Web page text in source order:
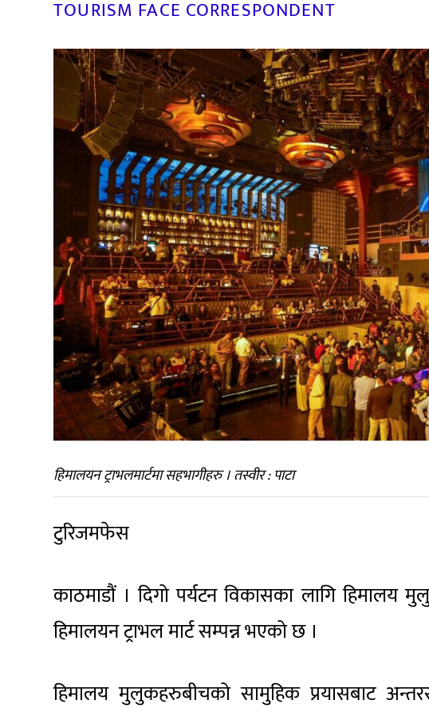
TOURISM FACE CORRESPONDENT
हिमालयन ट्राभलमार्टमा सहभागीहरु । तस्वीर : पाटा
टुरिजमफेस
काठमाडौं । दिगो पर्यटन विकासका लागि हिमालय
हिमालयन ट्राभल मार्ट सम्पन्न भएको छ ।
हिमालय मुलुकहरुबीचको सामुहिक प्रयासबाट